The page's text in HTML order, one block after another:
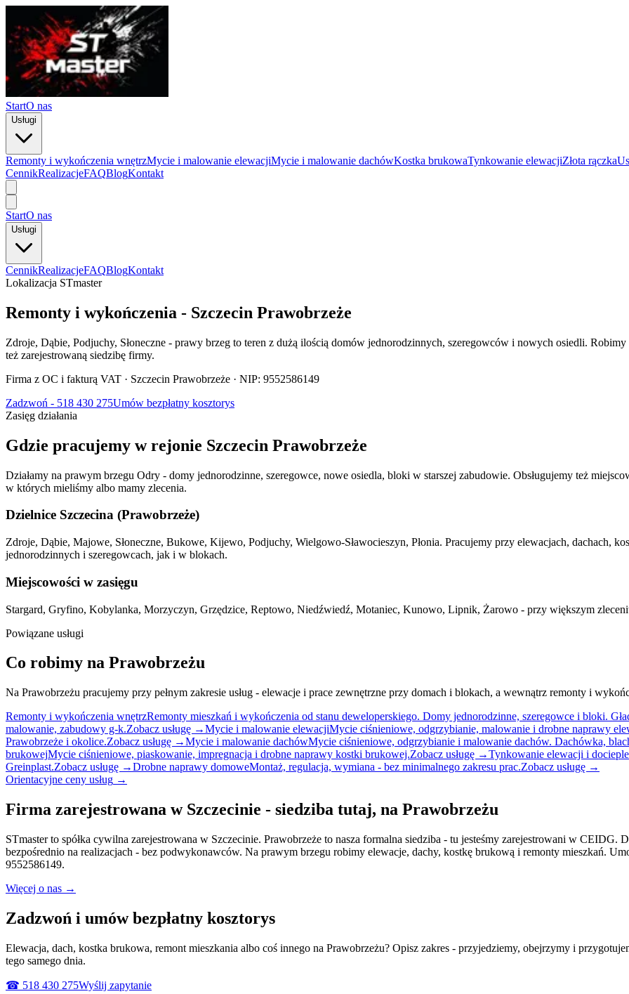
StartO nas
Usługi
Remonty i wykończenia wnętrzMycie i malowanie elewacjiMycie i malowanie dachówKostka brukowaTynkowanie elewacjiZłota rączka
CennikRealizacjeFAQBlogKontakt
StartO nas
Usługi
CennikRealizacjeFAQBlogKontakt
Lokalizacja STmaster
Remonty i wykończenia - Szczecin Prawobrzeże
Zdroje, Dąbie, Podjuchy, Słoneczne - prawy brzeg to teren z dużą ilością domów jednorodzinnych, szeregowców i nowych osiedli.
też zarejestrowaną siedzibę firmy.
Firma z OC i fakturą VAT · Szczecin Prawobrzeże · NIP: 9552586149
Zadzwoń - 518 430 275Umów bezpłatny kosztorys
Zasięg działania
Gdzie pracujemy w rejonie Szczecin Prawobrzeże
Działamy na prawym brzegu Odry - domy jednorodzinne, szeregowce, nowe osiedla, bloki w starszej zabudowie. Obsługujemy też
w których mieliśmy albo mamy zlecenia.
Dzielnice Szczecina (Prawobrzeże)
Zdroje, Dąbie, Majowe, Słoneczne, Bukowe, Kijewo, Podjuchy, Wielgowo-Sławocieszyn, Płonia. Pracujemy przy elewacjach, dachach,
jednorodzinnych i szeregowcach, jak i w blokach.
Miejscowości w zasięgu
Stargard, Gryfino, Kobylanka, Morzyczyn, Grzędzice, Reptowo, Niedźwiedź, Motaniec, Kunowo, Lipnik, Żarowo - przy większym
Powiązane usługi
Co robimy na Prawobrzeżu
Na Prawobrzeżu pracujemy przy pełnym zakresie usług - elewacje i prace zewnętrzne przy domach i blokach, a wewnątrz remonty i
Remonty i wykończenia wnętrzRemonty mieszkań i wykończenia od stanu deweloperskiego. Domy jednorodzinne, szeregowce i bloki.
malowanie, zabudowy g-k.Zobacz usługę →Mycie i malowanie elewacjiMycie ciśnieniowe, odgrzybianie, malowanie i drobne naprawy
Prawobrzeże i okolice.Zobacz usługę →Mycie i malowanie dachówMycie ciśnieniowe, odgrzybianie i malowanie dachów. Dachówka,
brukowejMycie ciśnieniowe, piaskowanie, impregnacja i drobne naprawy kostki brukowej.Zobacz usługę →Tynkowanie elewacji i
Greinplast.Zobacz usługę →Drobne naprawy domoweMontaż, regulacja, wymiana - bez minimalnego zakresu prac.Zobacz usługę →
Orientacyjne ceny usług →
Firma zarejestrowana w Szczecinie - siedziba tutaj, na Prawobrzeżu
STmaster to spółka cywilna zarejestrowana w Szczecinie. Prawobrzeże to nasza formalna siedziba - tu jesteśmy zarejestrowani w
bezpośrednio na realizacjach - bez podwykonawców. Na prawym brzegu robimy elewacje, dachy, kostkę brukową i remonty mieszkań.
9552586149.
Więcej o nas →
Zadzwoń i umów bezpłatny kosztorys
Elewacja, dach, kostka brukowa, remont mieszkania albo coś innego na Prawobrzeżu? Opisz zakres - przyjedziemy, obejrzymy i
tego samego dnia.
☎ 518 430 275Wyślij zapytanie